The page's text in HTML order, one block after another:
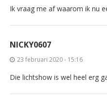
Ik vraag me af waarom ik nu
NICKY0607
23 februari 2020 - 15:16
Die lichtshow is wel heel erg